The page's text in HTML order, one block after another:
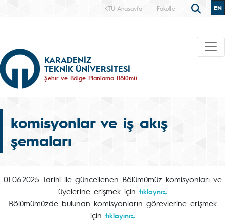
KTÜ Anasayfa Fakülte EN
KARADENİZ
TEKNİK ÜNİVERSİTESİ
Şehir ve Bölge Planlama Bölümü
komisyonlar ve iş akış
şemaları
01.06.2025 Tarihi ile güncellenen Bölümümüz komisyonları ve
üyelerine erişmek için tıklaynız.
Bölümümüzde bulunan komisyonların görevlerine erişmek
için tıklayınız.